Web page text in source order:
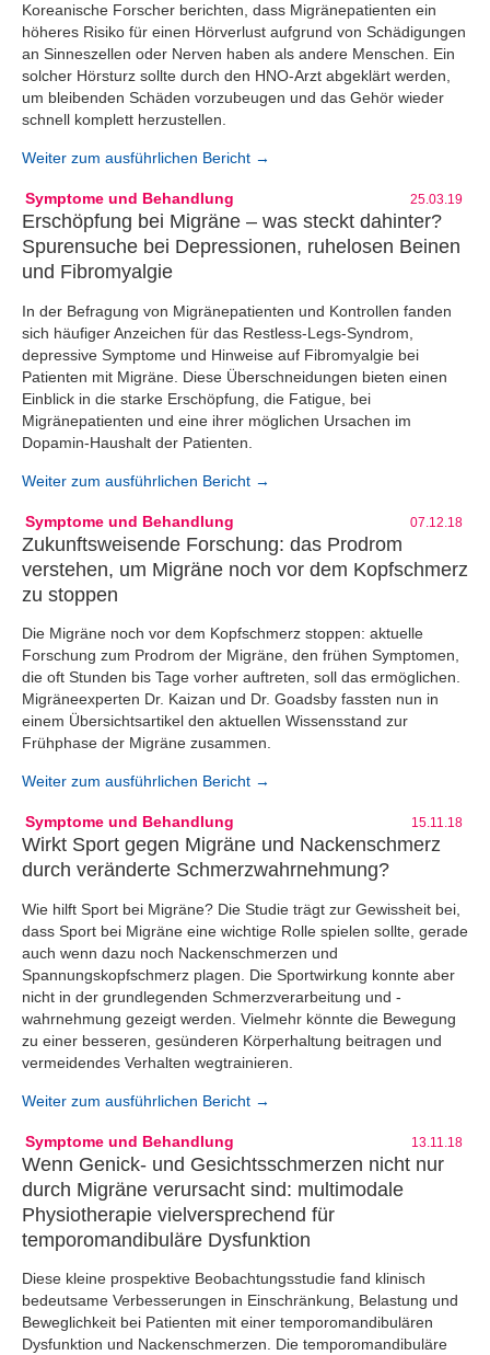
Koreanische Forscher berichten, dass Migränepatienten ein
höheres Risiko für einen Hörverlust aufgrund von Schädigungen
an Sinneszellen oder Nerven haben als andere Menschen. Ein
solcher Hörsturz sollte durch den HNO-Arzt abgeklärt werden,
um bleibenden Schäden vorzubeugen und das Gehör wieder
schnell komplett herzustellen.
Weiter zum ausführlichen Bericht →
Symptome und Behandlung 25.03.19
Erschöpfung bei Migräne – was steckt dahinter?
Spurensuche bei Depressionen, ruhelosen Beinen
und Fibromyalgie
In der Befragung von Migränepatienten und Kontrollen fanden
sich häufiger Anzeichen für das Restless-Legs-Syndrom,
depressive Symptome und Hinweise auf Fibromyalgie bei
Patienten mit Migräne. Diese Überschneidungen bieten einen
Einblick in die starke Erschöpfung, die Fatigue, bei
Migränepatienten und eine ihrer möglichen Ursachen im
Dopamin-Haushalt der Patienten.
Weiter zum ausführlichen Bericht →
Symptome und Behandlung 07.12.18
Zukunftsweisende Forschung: das Prodrom
verstehen, um Migräne noch vor dem Kopfschmerz
zu stoppen
Die Migräne noch vor dem Kopfschmerz stoppen: aktuelle
Forschung zum Prodrom der Migräne, den frühen Symptomen,
die oft Stunden bis Tage vorher auftreten, soll das ermöglichen.
Migräneexperten Dr. Kaizan und Dr. Goadsby fassten nun in
einem Übersichtsartikel den aktuellen Wissensstand zur
Frühphase der Migräne zusammen.
Weiter zum ausführlichen Bericht →
Symptome und Behandlung 15.11.18
Wirkt Sport gegen Migräne und Nackenschmerz
durch veränderte Schmerzwahrnehmung?
Wie hilft Sport bei Migräne? Die Studie trägt zur Gewissheit bei,
dass Sport bei Migräne eine wichtige Rolle spielen sollte, gerade
auch wenn dazu noch Nackenschmerzen und
Spannungskopfschmerz plagen. Die Sportwirkung konnte aber
nicht in der grundlegenden Schmerzverarbeitung und -
wahrnehmung gezeigt werden. Vielmehr könnte die Bewegung
zu einer besseren, gesünderen Körperhaltung beitragen und
vermeidendes Verhalten wegtrainieren.
Weiter zum ausführlichen Bericht →
Symptome und Behandlung 13.11.18
Wenn Genick- und Gesichtsschmerzen nicht nur
durch Migräne verursacht sind: multimodale
Physiotherapie vielversprechend für
temporomandibuläre Dysfunktion
Diese kleine prospektive Beobachtungsstudie fand klinisch
bedeutsame Verbesserungen in Einschränkung, Belastung und
Beweglichkeit bei Patienten mit einer temporomandibulären
Dysfunktion und Nackenschmerzen. Die temporomandibuläre